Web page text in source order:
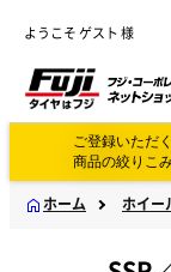
ようこそ ゲスト 様
ご登録いただ
商品の絞りこ
ホーム ホイー